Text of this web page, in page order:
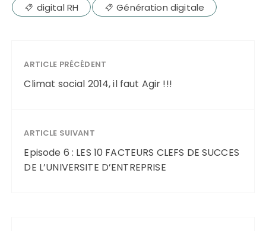
digital RH Génération digitale
ARTICLE PRÉCÉDENT
Climat social 2014, il faut Agir !!!
ARTICLE SUIVANT
Episode 6 : LES 10 FACTEURS CLEFS DE SUCCES
DE L’UNIVERSITE D’ENTREPRISE